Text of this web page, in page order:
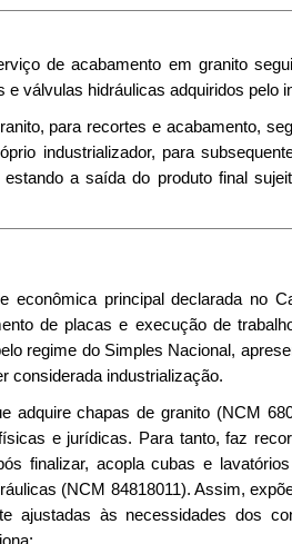
de acabamento em granito
e válvulas hidráulicas adquiridos pelo
para recortes e acabamento,
industrializador, para
estando a saída do produto final
econômica principal declarada no
de placas e execução de
regime do Simples Nacional,
considerada industrialização.
adquire chapas de granito (NCM
e jurídicas. Para tanto, faz
finalizar, acopla cubas e
(NCM 84818011). Assim,
ajustadas às necessidades dos